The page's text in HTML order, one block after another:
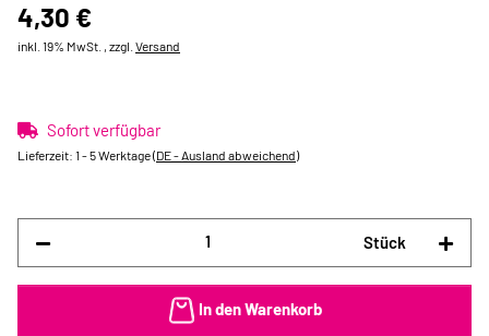
4,30 €
inkl. 19% MwSt. , zzgl. Versand
Sofort verfügbar
Lieferzeit: 1 - 5 Werktage(DE - Ausland abweichend)
Stück
In den Warenkorb